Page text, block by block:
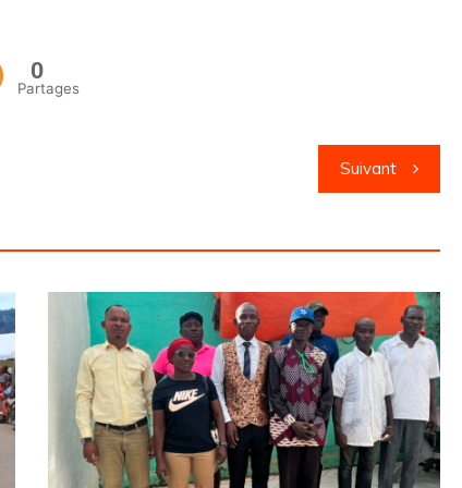
0
Partages
Suivant